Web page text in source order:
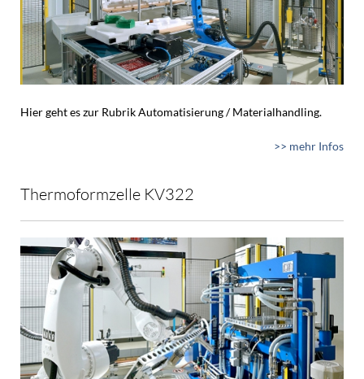
Hier geht es zur Rubrik Automatisierung / Materialhandling.
>> mehr Infos
Thermoformzelle KV322